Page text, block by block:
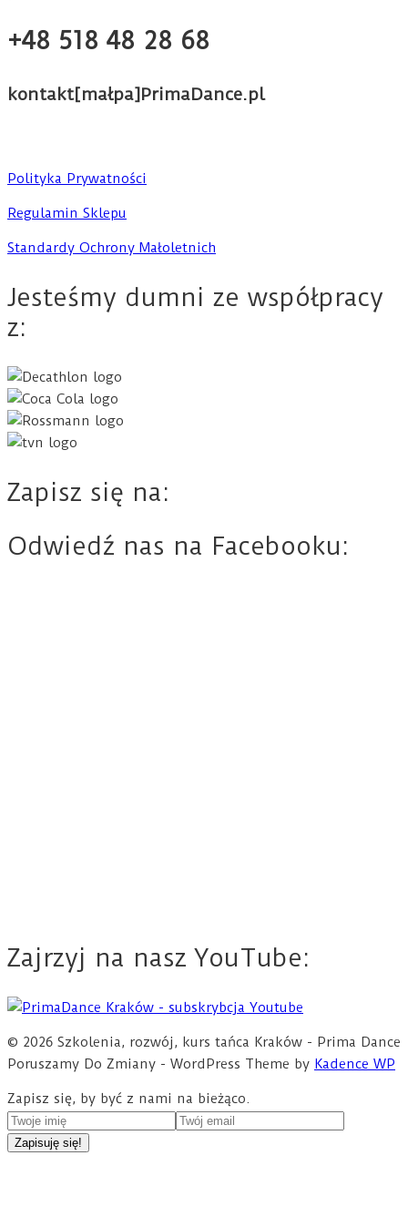
+48 518 48 28 68
kontakt[małpa]PrimaDance.pl
Polityka Prywatności
Regulamin Sklepu
Standardy Ochrony Małoletnich
Jesteśmy dumni ze współpracy
z:
Zapisz się na:
Odwiedź nas na Facebooku:
Zajrzyj na nasz YouTube:
© 2026 Szkolenia, rozwój, kurs tańca Kraków - Prima Dance
Poruszamy Do Zmiany - WordPress Theme by Kadence WP
Zapisz się, by być z nami na bieżąco.